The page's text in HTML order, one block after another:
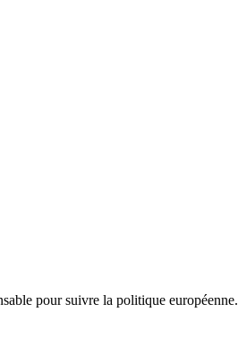
pour suivre la politique européenne.